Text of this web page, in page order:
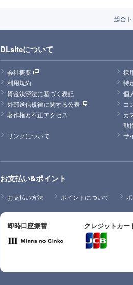
総合
DLsiteについて
会社概要
採
利用規約
特
資金決済法に基づく表記
個
外部送信規律に関する公表
コ
著作権と不正アクセス
カ
動
リンクについて
サ
お支払い&ポイント
お支払い方法 ポイントについて
即時口座振替 クレジットカー